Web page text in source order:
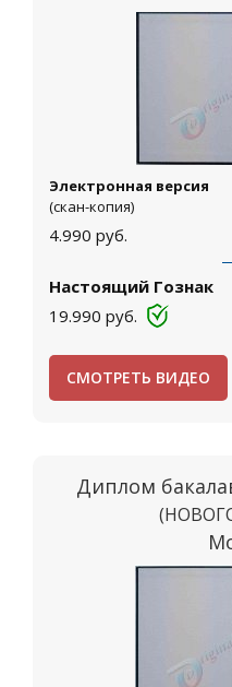
Электронная версия
(скан-копия)
4.990 руб.
Настоящий Гознак
19.990 руб.
СМОТРЕТЬ ВИДЕО
Диплом